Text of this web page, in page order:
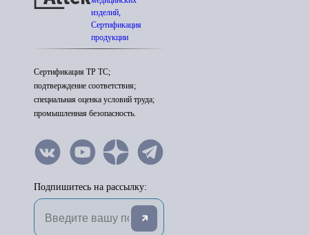
изделий,
Сертификация
продукции
Сертификация ТР ТС;
подтверждение соответствия;
специальная оценка условий труда;
промышленная безопасность.
Подпишитесь на рассылку: